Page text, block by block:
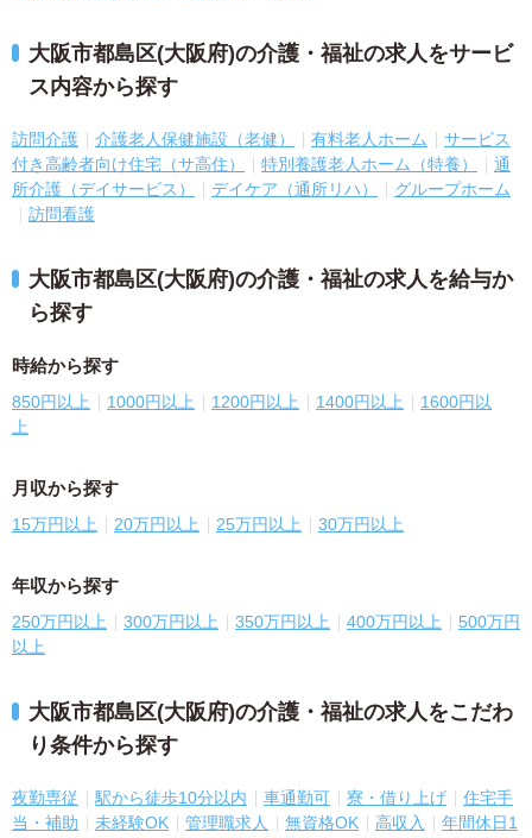
大阪市都島区(大阪府)の介護・福祉の求人をサービ
ス内容から探す
訪問介護 介護老人保健施設（老健） 有料老人ホーム
サービス
付き高齢者向け住宅（サ高住）
特別養護老人ホーム（特養）
通
所介護（デイサービス）
デイケア（通所リハ）
グループホーム
訪問看護
大阪市都島区(大阪府)の介護・福祉の求人を給与か
ら探す
時給から探す
850円以上 1000円以上 1200円以上 1400円以上
1600円以
上
月収から探す
15万円以上 20万円以上 25万円以上 30万円以上
年収から探す
250万円以上 300万円以上 350万円以上 400万円以上
500万円
以上
大阪市都島区(大阪府)の介護・福祉の求人をこだわ
り条件から探す
夜勤専従 駅から徒歩10分以内 車通勤可 寮・借り上げ
住宅手
当・補助
未経験OK 管理職求人 無資格OK 高収入
年間休日1